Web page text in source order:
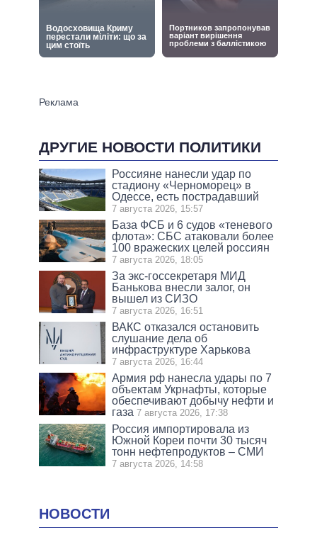
ДРУГИЕ НОВОСТИ ПОЛИТИКИ
Россияне нанесли удар по
стадиону «Черноморец» в
Одессе, есть пострадавший
7 августа 2026, 15:57
База ФСБ и 6 судов «теневого
флота»: СБС атаковали более
100 вражеских целей россиян
7 августа 2026, 18:05
За экс-госсекретаря МИД
Банькова внесли залог, он
вышел из СИЗО
7 августа 2026, 16:51
ВАКС отказался остановить
слушание дела об
инфраструктуре Харькова
7 августа 2026, 16:44
Армия рф нанесла удары по 7
объектам Укрнафты, которые
обеспечивают добычу нефти и
газа 7 августа 2026, 17:38
Россия импортировала из
Южной Кореи почти 30 тысяч
тонн нефтепродуктов – СМИ
7 августа 2026, 14:58
НОВОСТИ